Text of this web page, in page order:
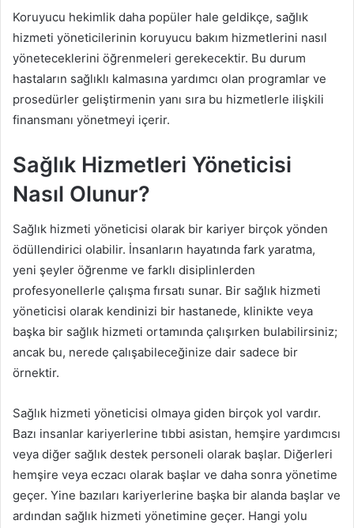
Koruyucu hekimlik daha popüler hale geldikçe, sağlık
hizmeti yöneticilerinin koruyucu bakım hizmetlerini nasıl
yöneteceklerini öğrenmeleri gerekecektir. Bu durum
hastaların sağlıklı kalmasına yardımcı olan programlar ve
prosedürler geliştirmenin yanı sıra bu hizmetlerle ilişkili
finansmanı yönetmeyi içerir.
Sağlık Hizmetleri Yöneticisi
Nasıl Olunur?
Sağlık hizmeti yöneticisi olarak bir kariyer birçok yönden
ödüllendirici olabilir. İnsanların hayatında fark yaratma,
yeni şeyler öğrenme ve farklı disiplinlerden
profesyonellerle çalışma fırsatı sunar. Bir sağlık hizmeti
yöneticisi olarak kendinizi bir hastanede, klinikte veya
başka bir sağlık hizmeti ortamında çalışırken bulabilirsiniz;
ancak bu, nerede çalışabileceğinize dair sadece bir
örnektir.
Sağlık hizmeti yöneticisi olmaya giden birçok yol vardır.
Bazı insanlar kariyerlerine tıbbi asistan, hemşire yardımcısı
veya diğer sağlık destek personeli olarak başlar. Diğerleri
hemşire veya eczacı olarak başlar ve daha sonra yönetime
geçer. Yine bazıları kariyerlerine başka bir alanda başlar ve
ardından sağlık hizmeti yönetimine geçer. Hangi yolu